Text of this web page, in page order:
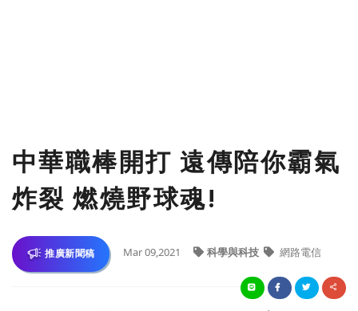
中華職棒開打 遠傳陪你霸氣
炸裂 燃燒野球魂!
推廣新聞稿 Mar 09,2021 科學與科技 網路電信